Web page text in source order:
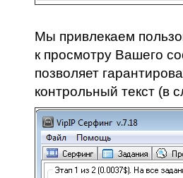
Мы привлекаем
к просмотру Вашего
позволяет
контрольный текст (в